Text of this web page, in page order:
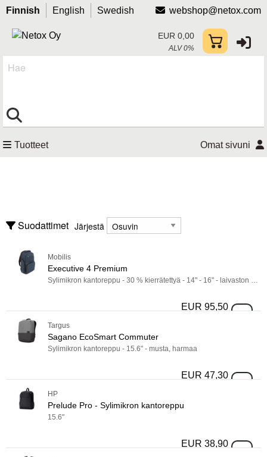
webshop@netox.com
Finnish English Swedish
EUR 0,00
ALV 0%
Hae
Tuotteet Omat sivuni
AV-kiinnikkeet ja lisävarusteet
Kannettavien akut
Valmistaja
Valmistaja
Case Logic
193
Näytä enemmän
MerkkiMerkki
Targus
Näytä enemmän
- "
Suodattimet Järjestä
Järjestä
Mobilis
Executive 4 Premium
EUR 95,50
Targus
Sagano EcoSmart Commuter
Sylimikron kantoreppu - 15.6" - musta, harmaa
EUR 47,30 Sagano
HP
Prelude Pro - Sylimikron kantoreppu
15.6"
EUR 38,90 Prelude